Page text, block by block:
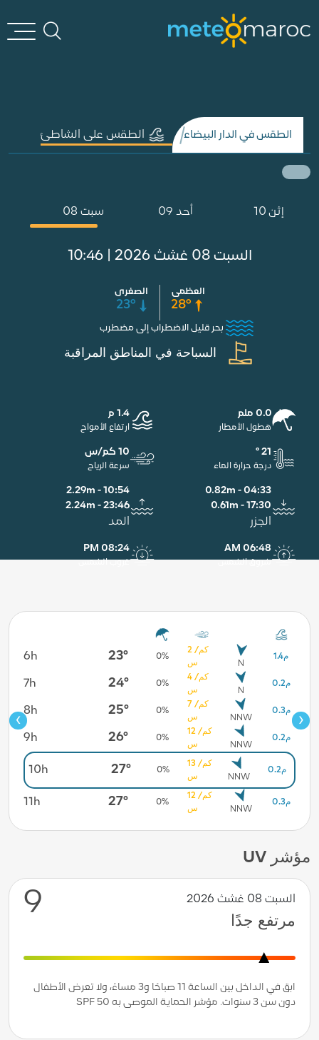
الطقس في الدار البيضاء الطقس على الشاطئ
سبت 08 أحد 09 إثن 10
السبت 08 غشث 2026 | 10:46
العظمى الصغرى
بحر قليل الاضطراب إلى مضطرب
السباحة في المناطق المراقبة
0.0 ملم
هطول الأمطار
1.4 م
ارتفاع الأمواج
21 °
درجة حرارة الماء
10 كم/س
سرعة الرياح
04:33 - 0.82m
17:30 - 0.61m
الجزر
10:54 - 2.29m
23:46 - 2.24m
المد
06:48 AM
شروق الشمس
08:24 PM
غروب الشمس
1.0م
6h 23° 0%
2 كم/
س
N
1.4م
7h 24° 0%
4 كم/
س
N
0.2م
8h 25° 0%
7 كم/
س
NNW
0.3م
9h 26° 0%
12 كم/
س
NNW
0.2م
10h 27° 0%
13 كم/
س
NNW
0.2م
11h 27° 0%
12 كم/
س
NNW
0.3م
14h
‹ ›
مؤشر UV
السبت 08 غشث 2026
مرتفع جدًا
9
ابق في الداخل بين الساعة 11 صباحًا و3 مساءً، ولا تعرض الأطفال
دون سن 3 سنوات. مؤشر الحماية الموصى به SPF 50